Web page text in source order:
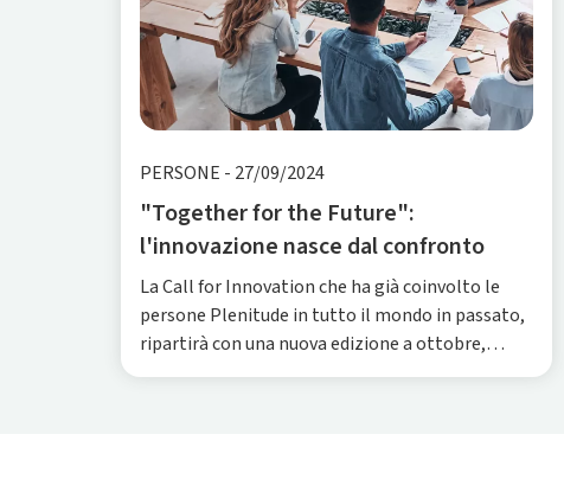
PERSONE - 27/09/2024
"Together for the Future":
l'innovazione nasce dal confronto
La Call for Innovation che ha già coinvolto le
persone Plenitude in tutto il mondo in passato,
ripartirà con una nuova edizione a ottobre,
ancora una volta nel segno del futuro e della